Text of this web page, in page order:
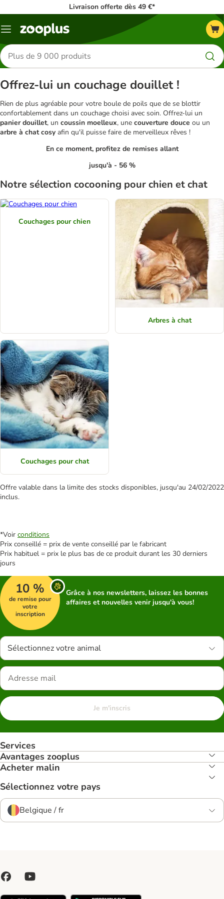
Livraison offerte dès 49 €*
Menu
Rechercher
des
produits
Offrez-lui un couchage douillet !
Rien de plus agréable pour votre boule de poils que de se blottir
confortablement dans un couchage choisi avec soin. Offrez-lui un
panier douillet, un coussin moelleux, une couverture douce ou un
arbre à chat cosy afin qu'il puisse faire de merveilleux rêves !
En ce moment, profitez de remises allant
jusqu'à - 56 %
Notre sélection cocooning pour chien et chat
Couchages pour chien
Arbres à chat
Couchages pour chat
Offre valable dans la limite des stocks disponibles, jusqu'au 24/02/2022
inclus.
*Voir conditions
Prix conseillé = prix de vente conseillé par le fabricant
Prix habituel = prix le plus bas de ce produit durant les 30 derniers
jours
10 %
de remise pour
votre
inscription
Grâce à nos newsletters, laissez les bonnes
affaires et nouvelles venir jusqu'à vous!
Sélectionnez votre animal
Je m'inscris
Services
Avantages zooplus
Acheter malin
Sélectionnez votre pays
Belgique / fr